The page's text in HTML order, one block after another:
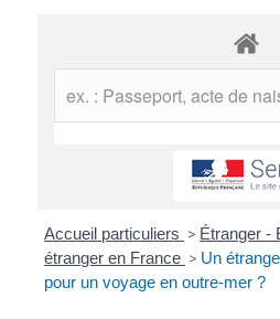
Accueil particuliers > Étranger -
étranger en France > Un
pour un voyage en outre-mer ?